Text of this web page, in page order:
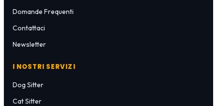
Domande Frequenti
Contattaci
Newsletter
I NOSTRI SERVIZI
Dog Sitter
Cat Sitter